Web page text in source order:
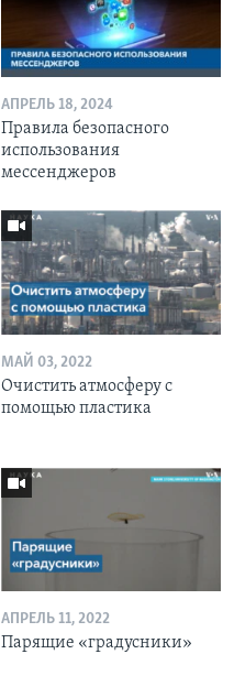
АПРЕЛЬ 18, 2024
Правила безопасного
использования
мессенджеров
МАЙ 03, 2022
Очистить атмосферу с
помощью пластика
АПРЕЛЬ 11, 2022
Парящие «градусники»